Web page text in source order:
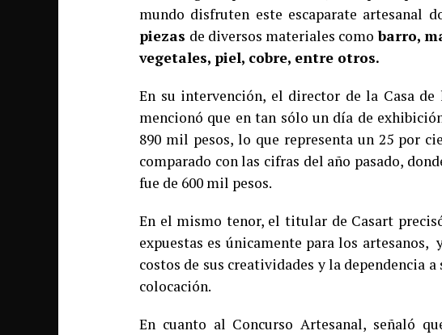
mundo disfruten este escaparate artesanal
piezas de diversos materiales comobarro,
vegetales, piel, cobre, entre otros.
En su intervención, el director de la Casa de
mencionó que en tan sólo un día de
890 mil pesos, lo que representa un 25 por
comparado con las cifras del año pasado,
fue de 600 mil pesos.
En el mismo tenor, el titular de Casart
expuestas es únicamente para los
costos de sus creatividades y la dependencia
colocación.
En cuanto al Concurso Artesanal, señaló